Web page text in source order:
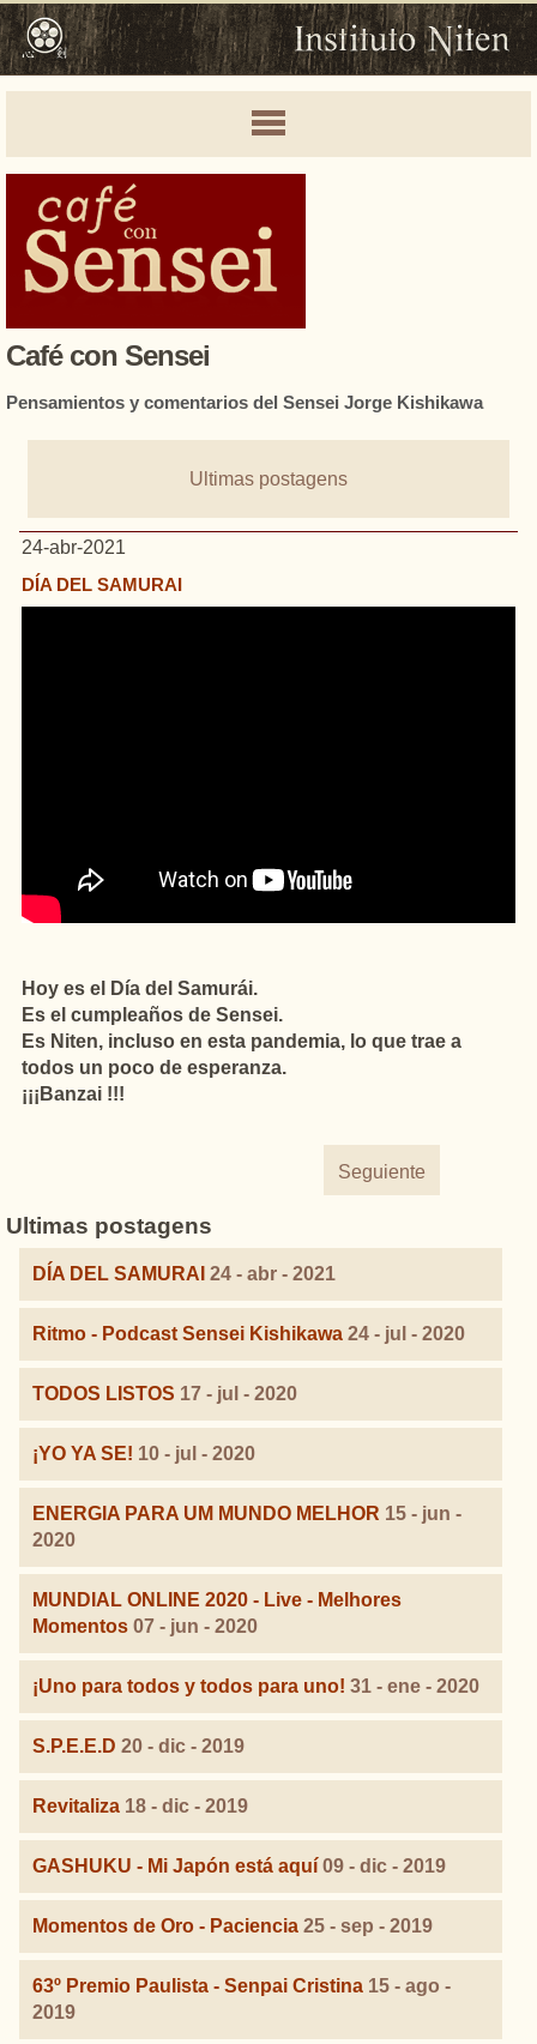
Café con Sensei
Pensamientos y comentarios del Sensei Jorge Kishikawa
Ultimas postagens
24-abr-2021
DÍA DEL SAMURAI
Hoy es el Día del Samurái.
Es el cumpleaños de Sensei.
Es Niten, incluso en esta pandemia, lo que trae a
todos un poco de esperanza.
¡¡¡Banzai !!!
Seguiente
Ultimas postagens
DÍA DEL SAMURAI 24 - abr - 2021
Ritmo - Podcast Sensei Kishikawa 24 - jul - 2020
TODOS LISTOS 17 - jul - 2020
¡YO YA SE! 10 - jul - 2020
ENERGIA PARA UM MUNDO MELHOR 15 - jun -
2020
MUNDIAL ONLINE 2020 - Live - Melhores
Momentos 07 - jun - 2020
¡Uno para todos y todos para uno! 31 - ene - 2020
S.P.E.E.D 20 - dic - 2019
Revitaliza 18 - dic - 2019
GASHUKU - Mi Japón está aquí 09 - dic - 2019
Momentos de Oro - Paciencia 25 - sep - 2019
63º Premio Paulista - Senpai Cristina 15 - ago -
2019